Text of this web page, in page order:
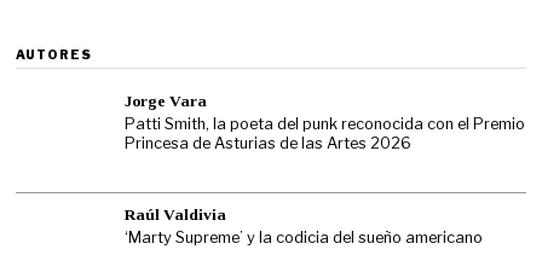
AUTORES
Jorge Vara
Patti Smith, la poeta del punk reconocida con el Premio
Princesa de Asturias de las Artes 2026
Raúl Valdivia
‘Marty Supreme’ y la codicia del sueño americano